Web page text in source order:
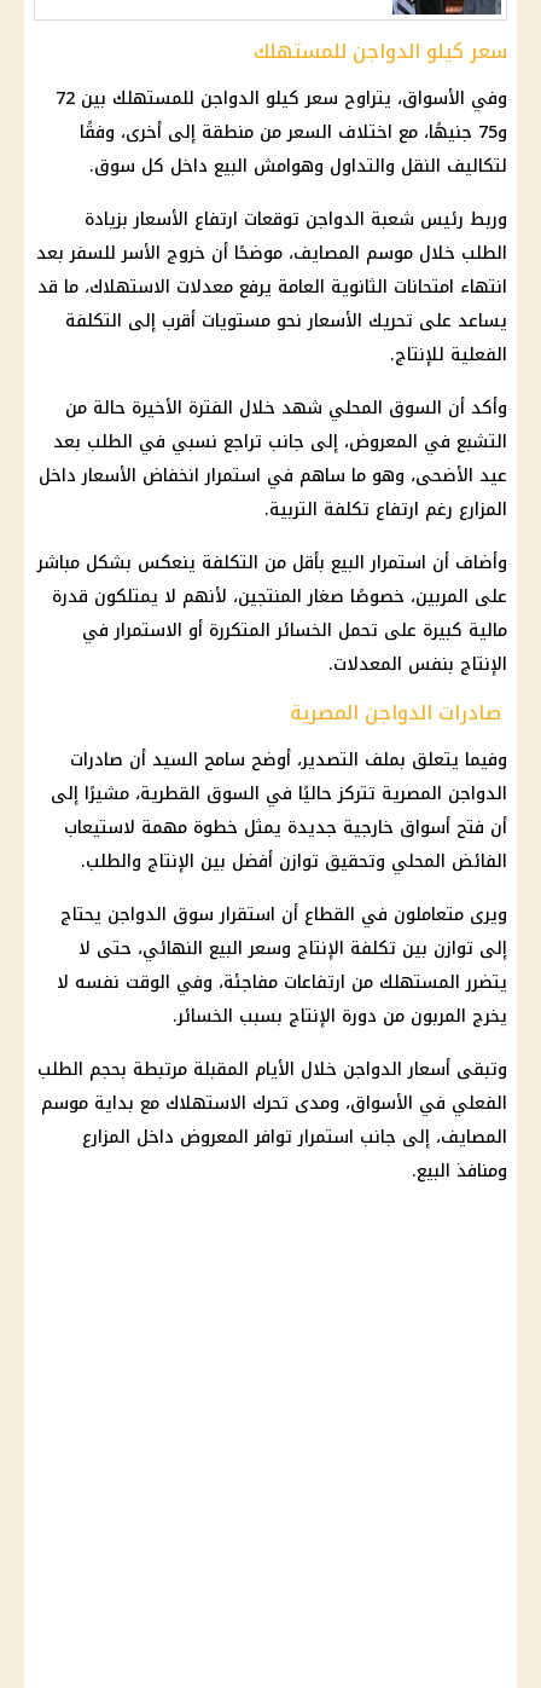
سعر كيلو الدواجن للمستهلك
وفي الأسواق، يتراوح سعر كيلو الدواجن للمستهلك بين 72
و75 جنيهًا، مع اختلاف السعر من منطقة إلى أخرى، وفقًا
لتكاليف النقل والتداول وهوامش البيع داخل كل سوق.
وربط رئيس شعبة الدواجن توقعات ارتفاع الأسعار بزيادة
الطلب خلال موسم المصايف، موضحًا أن خروج الأسر للسفر بعد
انتهاء امتحانات الثانوية العامة يرفع معدلات الاستهلاك، ما قد
يساعد على تحريك الأسعار نحو مستويات أقرب إلى التكلفة
الفعلية للإنتاج.
وأكد أن السوق المحلي شهد خلال الفترة الأخيرة حالة من
التشبع في المعروض، إلى جانب تراجع نسبي في الطلب بعد
عيد الأضحى، وهو ما ساهم في استمرارانخفاض الأسعارداخل
المزارع رغم ارتفاع تكلفة التربية.
وأضاف أن استمرار البيع بأقل من التكلفة ينعكس بشكل مباشر
على المربين، خصوصًا صغار المنتجين، لأنهم لا يمتلكون قدرة
مالية كبيرة على تحمل الخسائر المتكررة أو الاستمرار في
الإنتاج بنفس المعدلات.
صادرات الدواجن المصرية
وفيما يتعلق بملف التصدير، أوضح سامح السيد أن صادرات
الدواجن المصرية تتركز حاليًا في السوق القطرية، مشيرًا إلى
أن فتح أسواق خارجية جديدة يمثل خطوة مهمة لاستيعاب
الفائض المحلي وتحقيق توازن أفضل بين الإنتاج والطلب.
ويرى متعاملون في القطاع أن استقرار سوق الدواجن يحتاج
إلى توازن بين تكلفة الإنتاج وسعر البيع النهائي، حتى لا
يتضرر المستهلك من ارتفاعات مفاجئة، وفي الوقت نفسه لا
يخرج المربون من دورة الإنتاج بسبب الخسائر.
وتبقى أسعار الدواجن خلال الأيام المقبلة مرتبطة بحجم الطلب
الفعلي في الأسواق، ومدى تحرك الاستهلاك مع بداية موسم
المصايف، إلى جانب استمرار توافر المعروض داخل المزارع
ومنافذ البيع.